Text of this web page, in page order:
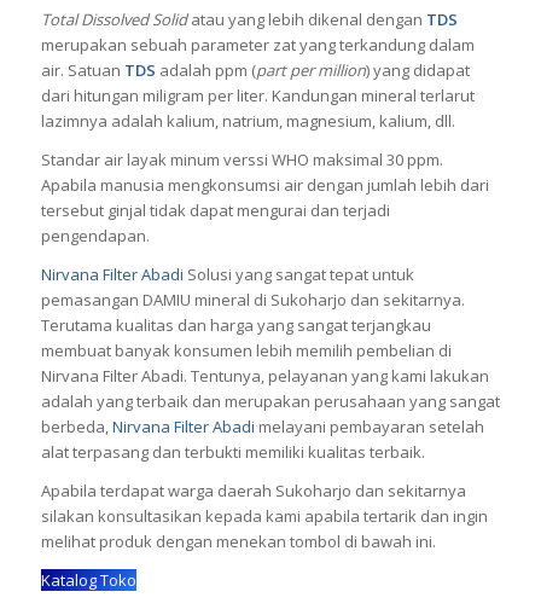
Total Dissolved Solidatau yang lebih dikenal dengan TDS
merupakan sebuah parameter zat yang terkandung dalam
air. Satuan TDS adalah ppm (part per million) yang didapat
dari hitungan miligram per liter. Kandungan mineral terlarut
lazimnya adalah kalium, natrium, magnesium, kalium, dll.
Standar air layak minum verssi WHO maksimal 30 ppm.
Apabila manusia mengkonsumsi air dengan jumlah lebih dari
tersebut ginjal tidak dapat mengurai dan terjadi
pengendapan.
Nirvana Filter Abadi Solusi yang sangat tepat untuk
pemasangan DAMIU mineral di Sukoharjo dan sekitarnya.
Terutama kualitas dan harga yang sangat terjangkau
membuat banyak konsumen lebih memilih pembelian di
Nirvana Filter Abadi. Tentunya, pelayanan yang kami lakukan
adalah yang terbaik dan merupakan perusahaan yang sangat
berbeda,Nirvana Filter Abadi melayani pembayaran setelah
alat terpasang dan terbukti memiliki kualitas terbaik.
Apabila terdapat warga daerah Sukoharjo dan sekitarnya
silakan konsultasikan kepada kami apabila tertarik dan ingin
melihat produk dengan menekan tombol di bawah ini.
Katalog Toko